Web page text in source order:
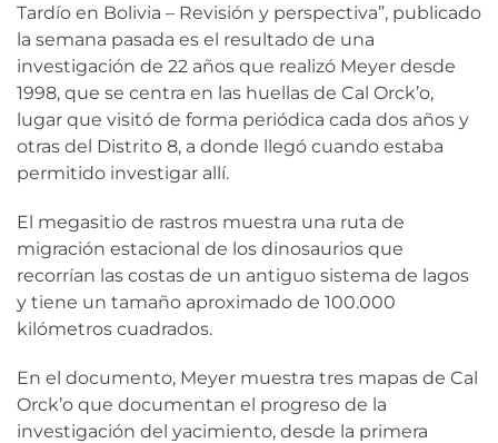
Tardío en Bolivia – Revisión y perspectiva”, publicado
la semana pasada es el resultado de una
investigación de 22 años que realizó Meyer desde
1998, que se centra en las huellas de Cal Orck’o,
lugar que visitó de forma periódica cada dos años y
otras del Distrito 8, a donde llegó cuando estaba
permitido investigar allí.
El megasitio de rastros muestra una ruta de
migración estacional de los dinosaurios que
recorrían las costas de un antiguo sistema de lagos
y tiene un tamaño aproximado de 100.000
kilómetros cuadrados.
En el documento, Meyer muestra tres mapas de Cal
Orck’o que documentan el progreso de la
investigación del yacimiento, desde la primera